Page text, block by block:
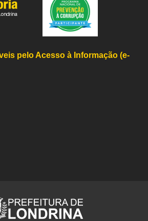
pelo Acesso à Informação (e-